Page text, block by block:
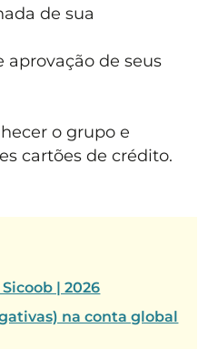
de sua
aprovação de seus
o grupo e
cartões de crédito.
| 2026
na conta global